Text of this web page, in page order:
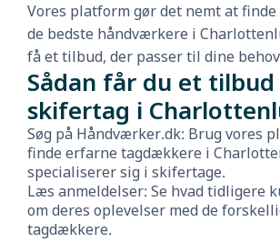
Vores platform gør det nemt at
de bedste håndværkere i
få et tilbud, der passer til dine
Sådan får du et
skifertag i
Søg på Håndværker.dk: Brug vores
finde erfarne tagdækkere i
specialiserer sig i skifertage.
Læs anmeldelser: Se hvad tidligere
om deres oplevelser med de
tagdækkere.